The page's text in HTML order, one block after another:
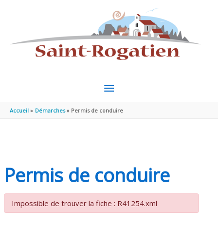
MENU
PRINCIPAL
Accueil Démarches Permis de conduire
Permis de conduire
Impossible de trouver la fiche : R41254.xml